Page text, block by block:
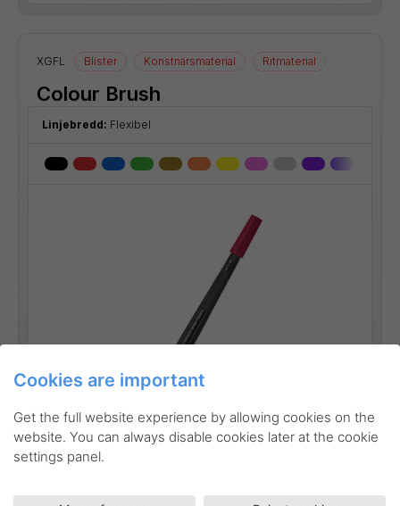
XGFL Blister Konstnärsmaterial Ritmaterial
Colour Brush
Linjebredd: Flexibel
Go to product
Cookies are important
Get the full website experience by allowing cookies on the
website. You can always disable cookies later at the cookie
settings panel.